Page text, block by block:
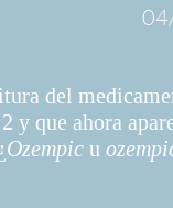
por la
objetivo es
de
del
y que ahora
Ozempic u